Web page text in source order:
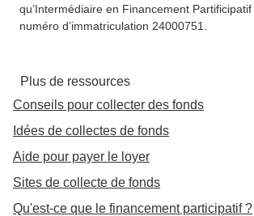
qu’Intermédiaire en Financement
numéro d’immatriculation 24000751.
Plus de ressources
Conseils pour collecter des fonds
Idées de collectes de fonds
Aide pour payer le loyer
Sites de collecte de fonds
Qu'est-ce que le financement participatif ?